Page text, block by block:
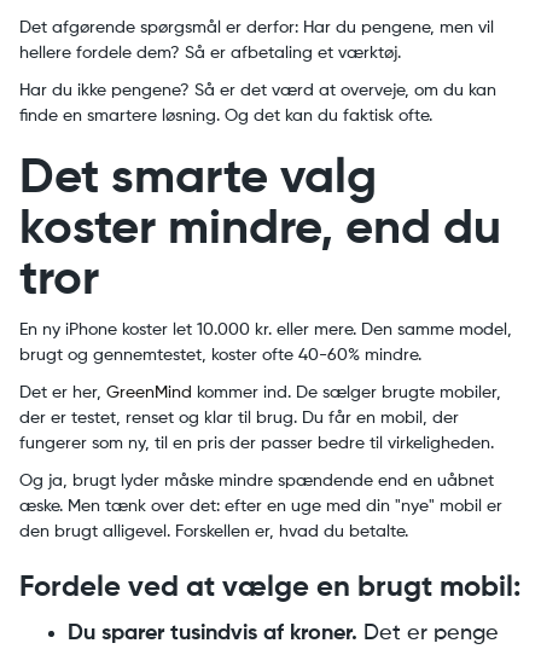
Det afgørende spørgsmål er derfor: Har du pengene, men vil
hellere fordele dem? Så er afbetaling et værktøj.
Har du ikke pengene? Så er det værd at overveje, om du kan
finde en smartere løsning. Og det kan du faktisk ofte.
Det smarte valg
koster mindre, end du
tror
En ny iPhone koster let 10.000 kr. eller mere. Den samme model,
brugt og gennemtestet, koster ofte 40-60% mindre.
Det er her, GreenMind kommer ind. De sælger brugte mobiler,
der er testet, renset og klar til brug. Du får en mobil, der
fungerer som ny, til en pris der passer bedre til virkeligheden.
Og ja, brugt lyder måske mindre spændende end en uåbnet
æske. Men tænk over det: efter en uge med din "nye" mobil er
den brugt alligevel. Forskellen er, hvad du betalte.
Fordele ved at vælge en brugt mobil:
Du sparer tusindvis af kroner. Det er penge